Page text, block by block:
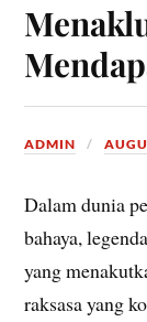
ADMIN
Dalam dunia
bahaya,
yang
raksasa yang